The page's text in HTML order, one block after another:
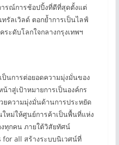
รณ์การช้อปปิ้งที่ดีที่สุดตั้งแต่
รัลเวิลด์ ตอกย้ำการเป็นไลฟ์
ะดับโลกใจกลางกรุงเทพฯ
ป็นการต่อยอดความมุ่งมั่นของ
าสู่เป้าหมายการเป็นองค์กร
ยความมุ่งมั่นด้านการประหยัด
ใหม่ให้ศูนย์การค้าเป็นพื้นที่แห่ง
ทุกคน ภายใต้วิสัยทัศน์
all สร้างระบบนิเวศน์ที่